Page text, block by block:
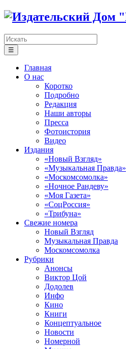
☰
Главная
О нас
Коротко
Подробно
Редакция
Наши авторы
Пресса
Фотоистория
Видео
Издания
«Новый Взгляд»
«Музыкальная Правда»
«Москомсомолка»
«Ночное Рандеву»
«Моя Газета»
«СоцРоссия»
«Трибуна»
Свежие номера
Новый Взгляд
Музыкальная Правда
Москомсомолка
Рубрики
Анонсы
Виктор Цой
Додолев
Инфо
Кино
Книги
Концептуальное
Новости
Номерной